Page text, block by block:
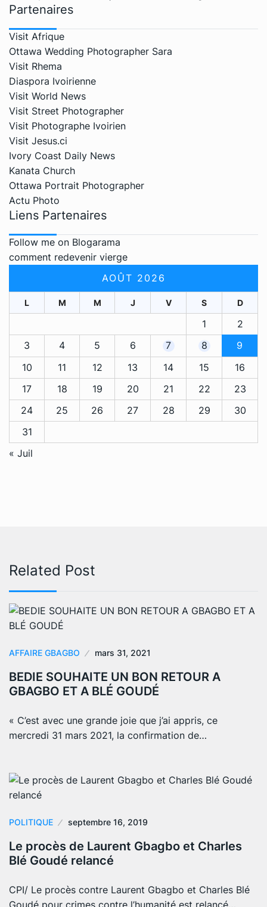
Partenaires
Visit Afrique
Ottawa Wedding Photographer Sara
Visit Rhema
Diaspora Ivoirienne
Visit World News
Visit Street Photographer
Visit Photographe Ivoirien
Visit Jesus.ci
Ivory Coast Daily News
Kanata Church
Ottawa Portrait Photographer
Actu Photo
Liens Partenaires
Follow me on Blogarama
comment redevenir vierge
AOÛT 2026
L M M J V S D
1
2
3
4 5 6 7 8
9
10
11 12 13 14 15
16
17
18 19 20 21 22
23
24
25 26 27 28 29
30
31
« Juil
Related Post
AFFAIRE GBAGBO mars 31, 2021
BEDIE SOUHAITE UN BON RETOUR A
GBAGBO ET A BLÉ GOUDÉ
« C’est avec une grande joie que j’ai appris, ce
mercredi 31 mars 2021, la confirmation de…
POLITIQUE septembre 16, 2019
Le procès de Laurent Gbagbo et Charles
Blé Goudé relancé
CPI/ Le procès contre Laurent Gbagbo et Charles Blé